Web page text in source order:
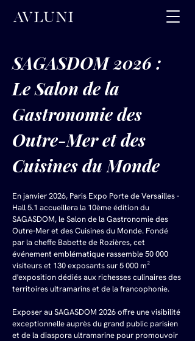
SAGASDOM 2026 :
Le Salon de la
Gastronomie des
Outre-Mer et des
Cuisines du Monde
En janvier 2026, Paris Expo Porte de Versailles -
Hall 5.1 accueillera la 10ème édition du
SAGASDOM, le Salon de la Gastronomie des
Outre-Mer et des Cuisines du Monde. Fondé
par la cheffe Babette de Rozières, cet
événement emblématique rassemble 50 000
visiteurs et 130 exposants sur 5 000 m²
d'exposition dédiés aux richesses culinaires des
territoires ultramarins et de la francophonie.
Exposer au SAGASDOM 2026 offre une visibilité
exceptionnelle auprès du grand public parisien
et de la diaspora ultramarine pour promouvoir